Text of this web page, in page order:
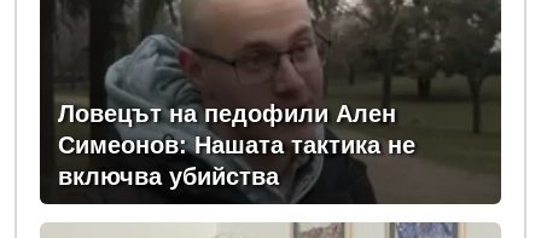
Ловецът на педофили Ален
Симеонов: Нашата тактика не
включва убийства